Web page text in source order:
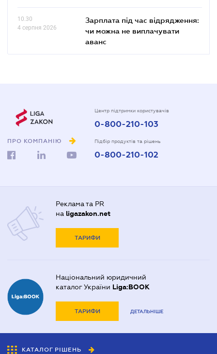
10.30
4 серпня 2026
Зарплата під час відрядження:
чи можна не виплачувати
аванс
ПРО КОМПАНІЮ
Центр підтримки користувачів
0-800-210-103
Підбір продуктів та рішень
0-800-210-102
Реклама та PR
на ligazakon.net
ТАРИФИ
Національний юридичний
каталог України Liga:BOOK
ТАРИФИ ДЕТАЛЬНІШЕ
КАТАЛОГ РІШЕНЬ